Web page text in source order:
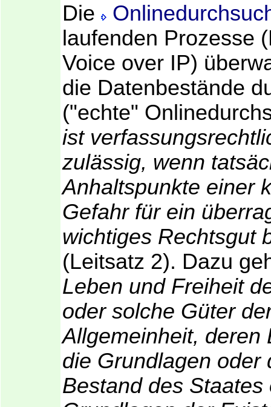
Die
laufenden Prozesse
Voice over IP)
die Datenbestände
("echte"
ist
zulässig, wenn
Anhaltspunkte einer
Gefahr für ein
wichtiges Rechtsgut
(Leitsatz 2). Dazu
Leben und Freiheit
oder solche Güter
Allgemeinheit, deren
die Grundlagen oder
Bestand des Staates